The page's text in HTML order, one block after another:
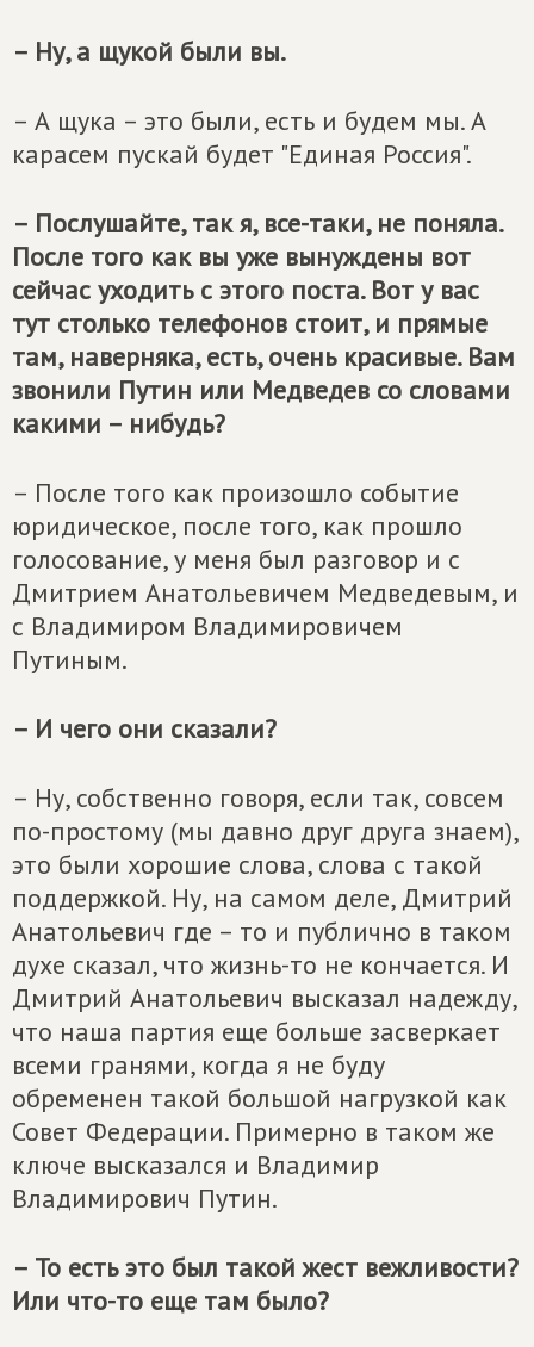
– Ну, а щукой были вы.
– А щука – это были, есть и будем мы. А
карасем пускай будет "Единая Россия".
– Послушайте, так я, все-таки, не поняла.
После того как вы уже вынуждены вот
сейчас уходить с этого поста. Вот у вас
тут столько телефонов стоит, и прямые
там, наверняка, есть, очень красивые. Вам
звонили Путин или Медведев со словами
какими – нибудь?
– После того как произошло событие
юридическое, после того, как прошло
голосование, у меня был разговор и с
Дмитрием Анатольевичем Медведевым, и
с Владимиром Владимировичем
Путиным.
– И чего они сказали?
– Ну, собственно говоря, если так, совсем
по-простому (мы давно друг друга знаем),
это были хорошие слова, слова с такой
поддержкой. Ну, на самом деле, Дмитрий
Анатольевич где – то и публично в таком
духе сказал, что жизнь-то не кончается. И
Дмитрий Анатольевич высказал надежду,
что наша партия еще больше засверкает
всеми гранями, когда я не буду
обременен такой большой нагрузкой как
Совет Федерации. Примерно в таком же
ключе высказался и Владимир
Владимирович Путин.
– То есть это был такой жест вежливости?
Или что-то еще там было?